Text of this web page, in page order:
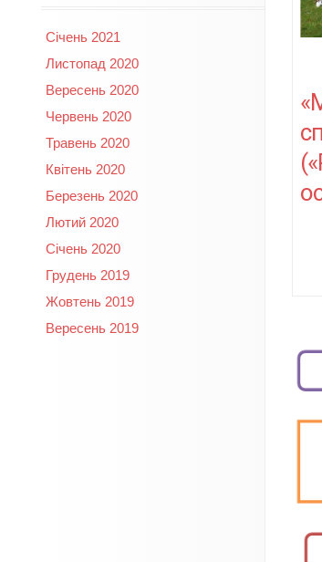
Січень 2021
Листопад 2020
Вересень 2020
Червень 2020
Травень 2020
Квітень 2020
Березень 2020
Лютий 2020
Січень 2020
Грудень 2019
Жовтень 2019
Вересень 2019